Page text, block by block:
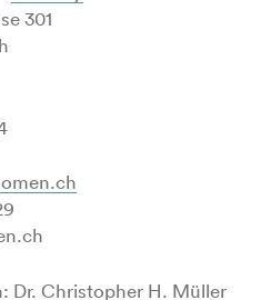
301
Dr. Christopher H. Müller